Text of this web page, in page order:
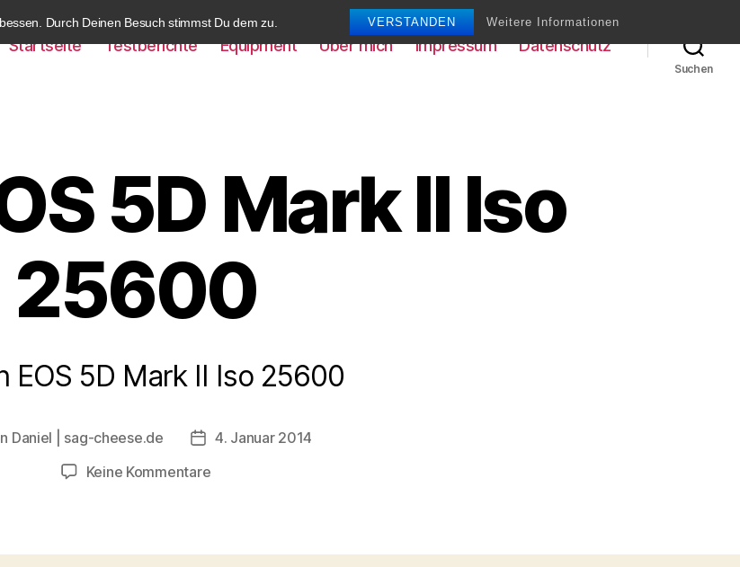
Durch Deinen Besuch stimmst Du dem zu. VERSTANDEN Weitere Informationen
Startseite Testberichte Equipment Über mich Impressum Datenschutz
Suchen
5D Mark II Iso
25600
EOS 5D Mark II Iso 25600
Daniel | sag-cheese.de Beitragsdatum
4. Januar 2014
Keine Kommentarezu
Mark